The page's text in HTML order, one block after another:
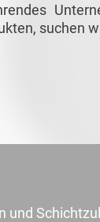
suchen
und